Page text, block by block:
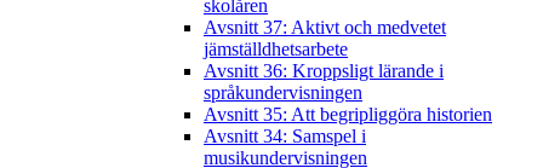
skolåren
Avsnitt 37: Aktivt och medvetet
jämställdhetsarbete
Avsnitt 36: Kroppsligt lärande i
språkundervisningen
Avsnitt 35: Att begripliggöra historien
Avsnitt 34: Samspel i
musikundervisningen